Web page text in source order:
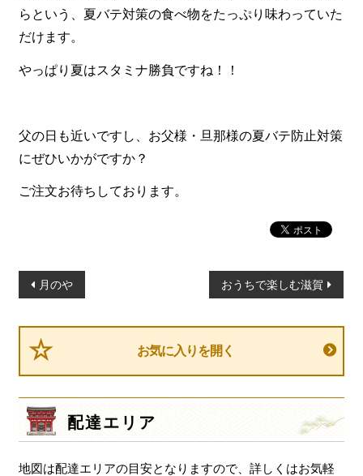
求人情報
ログイン・マイページ
特定商取引法に基づく表記
らという、夏バテ対策の食べ物をたっぷり味わっていた
だけます。
やっぱり夏はスタミナ勝負ですね！！
父の日も近いですし、お父様・旦那様の夏バテ防止対策
にぜひいかがですか？
ご注文お待ちしております。
投
稿
ナ
ビ
ゲ
ー
シ
ョ
ン
月のや おうちで楽しむ滋賀
お気に入りを開く
配達エリア
地図は配達エリアの目安となりますので、詳しくはお気軽